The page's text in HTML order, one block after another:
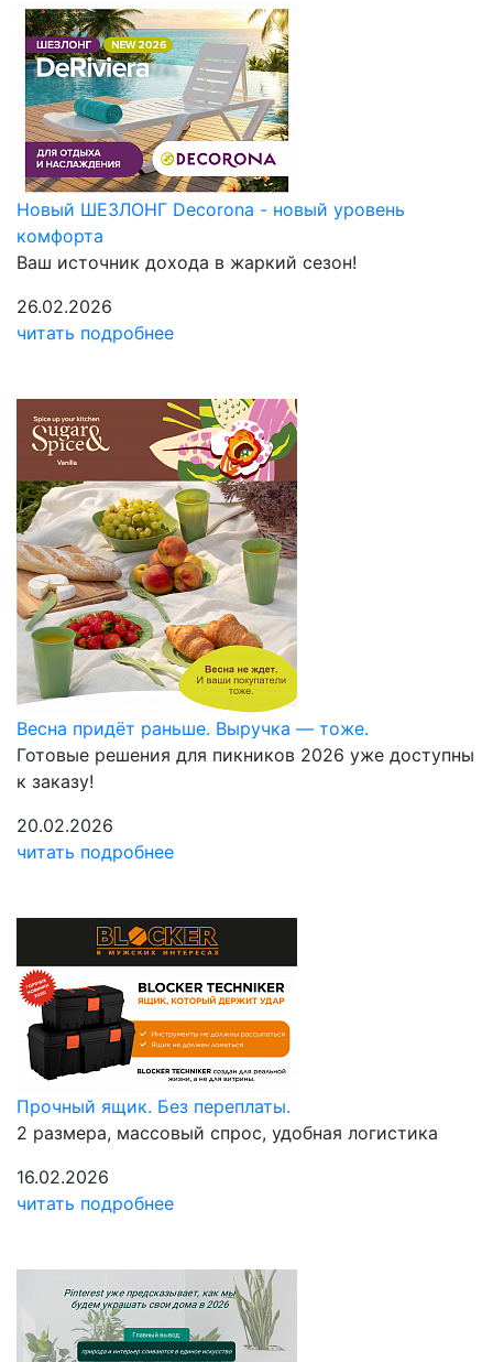
Новый ШЕЗЛОНГ Decorona - новый уровень
комфорта
Ваш источник дохода в жаркий сезон!
26.02.2026
читать подробнее
Весна придёт раньше. Выручка — тоже.
Готовые решения для пикников 2026 уже доступны
к заказу!
20.02.2026
читать подробнее
Прочный ящик. Без переплаты.
2 размера, массовый спрос, удобная логистика
16.02.2026
читать подробнее